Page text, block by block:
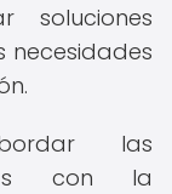
soluciones
las
con la